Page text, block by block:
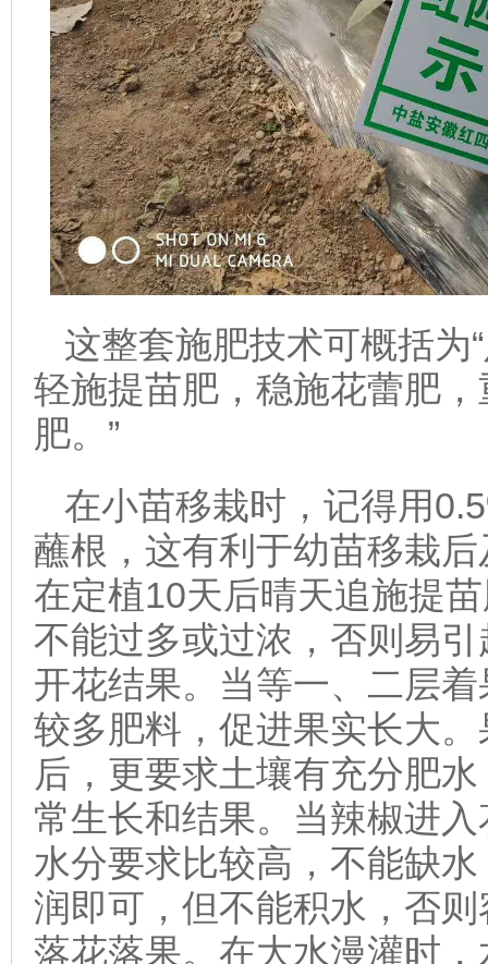
这整套施肥技术可概括为
轻施提苗肥，稳施花蕾肥
肥。”
在小苗移栽时，记得用
蘸根，这有利于幼苗移栽
在定植10天后晴天追施提
不能过多或过浓，否则易
开花结果。当等一、二层
较多肥料，促进果实长大
后，更要求土壤有充分肥
常生长和结果。当辣椒进
水分要求比较高，不能缺
润即可，但不能积水，否
落花落果。在大水漫灌时